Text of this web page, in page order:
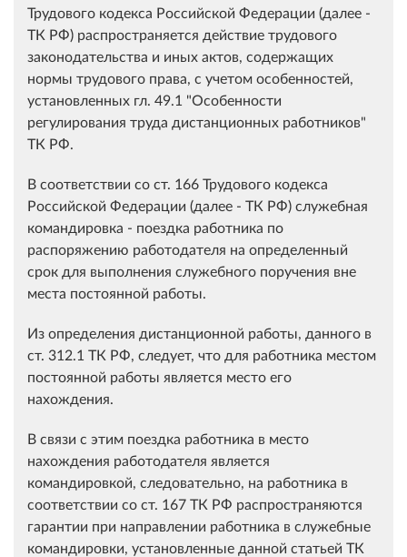
Трудового кодекса Российской Федерации (далее -
ТК РФ) распространяется действие трудового
законодательства и иных актов, содержащих
нормы трудового права, с учетом особенностей,
установленных гл. 49.1 "Особенности
регулирования труда дистанционных работников"
ТК РФ.
В соответствии со ст. 166 Трудового кодекса
Российской Федерации (далее - ТК РФ) служебная
командировка - поездка работника по
распоряжению работодателя на определенный
срок для выполнения служебного поручения вне
места постоянной работы.
Из определения дистанционной работы, данного в
ст. 312.1 ТК РФ, следует, что для работника местом
постоянной работы является место его
нахождения.
В связи с этим поездка работника в место
нахождения работодателя является
командировкой, следовательно, на работника в
соответствии со ст. 167 ТК РФ распространяются
гарантии при направлении работника в служебные
командировки, установленные данной статьей ТК